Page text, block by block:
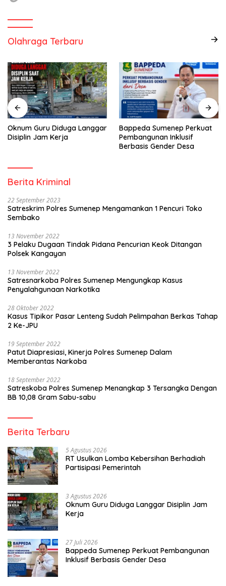
Olahraga Terbaru
Oknum Guru Diduga Langgar
Disiplin Jam Kerja
Bappeda Sumenep Perkuat
Pembangunan Inklusif
Berbasis Gender Desa
Berita Kriminal
22 September 2023
Satreskrim Polres Sumenep Mengamankan 1 Pencuri Toko
Sembako
13 November 2022
3 Pelaku Dugaan Tindak Pidana Pencurian Keok Ditangan
Polsek Kangayan
13 November 2022
Satresnarkoba Polres Sumenep Mengungkap Kasus
Penyalahgunaan Narkotika
28 Oktober 2022
Kasus Tipikor Pasar Lenteng Sudah Pelimpahan Berkas Tahap
2 Ke-JPU
19 September 2022
Patut Diapresiasi, Kinerja Polres Sumenep Dalam
Memberantas Narkoba
18 September 2022
Satreskoba Polres Sumenep Menangkap 3 Tersangka Dengan
BB 10,08 Gram Sabu-sabu
Berita Terbaru
5 Agustus 2026
RT Usulkan Lomba Kebersihan Berhadiah
Partisipasi Pemerintah
3 Agustus 2026
Oknum Guru Diduga Langgar Disiplin Jam
Kerja
27 Juli 2026
Bappeda Sumenep Perkuat Pembangunan
Inklusif Berbasis Gender Desa